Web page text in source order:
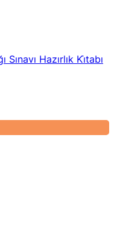
Hazırlık Ki̇tabı